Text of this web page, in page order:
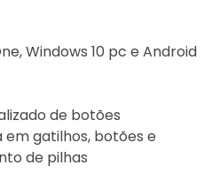
Windows 10 pc e Android
de botões
gatilhos, botões e
de pilhas